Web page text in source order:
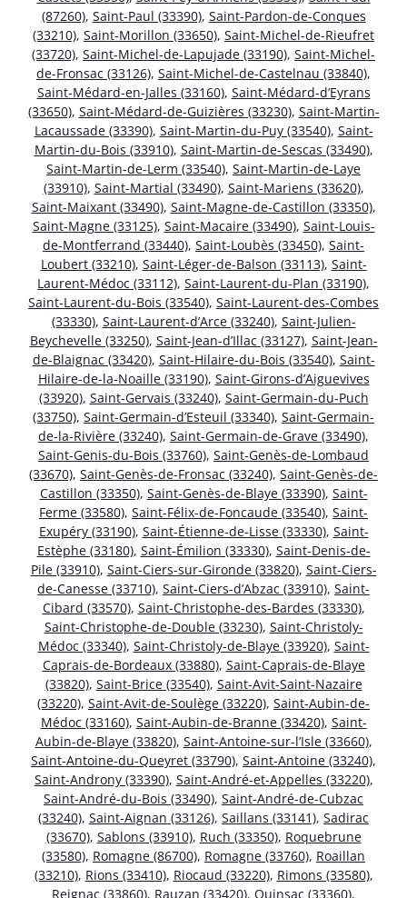
(87260), Saint-Paul (33390), Saint-Pardon-de-Conques
(33210), Saint-Morillon (33650), Saint-Michel-de-Rieufret
(33720), Saint-Michel-de-Lapujade (33190), Saint-Michel-
de-Fronsac (33126), Saint-Michel-de-Castelnau (33840),
Saint-Médard-en-Jalles (33160), Saint-Médard-d’Eyrans
(33650), Saint-Médard-de-Guizières (33230), Saint-Martin-
Lacaussade (33390), Saint-Martin-du-Puy (33540), Saint-
Martin-du-Bois (33910), Saint-Martin-de-Sescas (33490),
Saint-Martin-de-Lerm (33540), Saint-Martin-de-Laye
(33910), Saint-Martial (33490), Saint-Mariens (33620),
Saint-Maixant (33490), Saint-Magne-de-Castillon (33350),
Saint-Magne (33125), Saint-Macaire (33490), Saint-Louis-
de-Montferrand (33440), Saint-Loubès (33450), Saint-
Loubert (33210), Saint-Léger-de-Balson (33113), Saint-
Laurent-Médoc (33112), Saint-Laurent-du-Plan (33190),
Saint-Laurent-du-Bois (33540), Saint-Laurent-des-Combes
(33330), Saint-Laurent-d’Arce (33240), Saint-Julien-
Beychevelle (33250), Saint-Jean-d’Illac (33127), Saint-Jean-
de-Blaignac (33420), Saint-Hilaire-du-Bois (33540), Saint-
Hilaire-de-la-Noaille (33190), Saint-Girons-d’Aiguevives
(33920), Saint-Gervais (33240), Saint-Germain-du-Puch
(33750), Saint-Germain-d’Esteuil (33340), Saint-Germain-
de-la-Rivière (33240), Saint-Germain-de-Grave (33490),
Saint-Genis-du-Bois (33760), Saint-Genès-de-Lombaud
(33670), Saint-Genès-de-Fronsac (33240), Saint-Genès-de-
Castillon (33350), Saint-Genès-de-Blaye (33390), Saint-
Ferme (33580), Saint-Félix-de-Foncaude (33540), Saint-
Exupéry (33190), Saint-Étienne-de-Lisse (33330), Saint-
Estèphe (33180), Saint-Émilion (33330), Saint-Denis-de-
Pile (33910), Saint-Ciers-sur-Gironde (33820), Saint-Ciers-
de-Canesse (33710), Saint-Ciers-d’Abzac (33910), Saint-
Cibard (33570), Saint-Christophe-des-Bardes (33330),
Saint-Christophe-de-Double (33230), Saint-Christoly-
Médoc (33340), Saint-Christoly-de-Blaye (33920), Saint-
Caprais-de-Bordeaux (33880), Saint-Caprais-de-Blaye
(33820), Saint-Brice (33540), Saint-Avit-Saint-Nazaire
(33220), Saint-Avit-de-Soulège (33220), Saint-Aubin-de-
Médoc (33160), Saint-Aubin-de-Branne (33420), Saint-
Aubin-de-Blaye (33820), Saint-Antoine-sur-l’Isle (33660),
Saint-Antoine-du-Queyret (33790), Saint-Antoine (33240),
Saint-Androny (33390), Saint-André-et-Appelles (33220),
Saint-André-du-Bois (33490), Saint-André-de-Cubzac
(33240), Saint-Aignan (33126), Saillans (33141), Sadirac
(33670), Sablons (33910), Ruch (33350), Roquebrune
(33580), Romagne (86700), Romagne (33760), Roaillan
(33210), Rions (33410), Riocaud (33220), Rimons (33580),
Reignac (33860), Rauzan (33420), Quinsac (33360),